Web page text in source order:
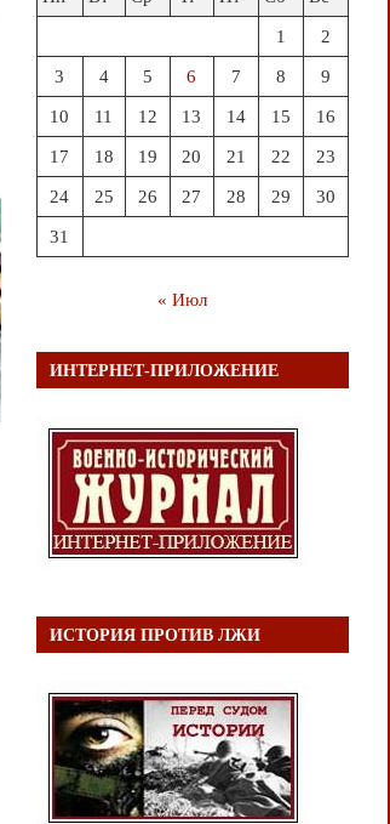
1 2
3 4 5 6 7 8 9
10 11 12 13 14 15 16
17 18 19 20 21 22 23
24 25 26 27 28 29 30
31
« Июл
ИНТЕРНЕТ-ПРИЛОЖЕНИЕ
ИСТОРИЯ ПРОТИВ ЛЖИ